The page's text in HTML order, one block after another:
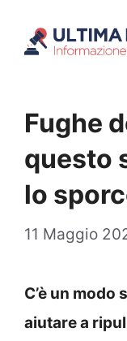
Fughe
questo
lo
11 Maggio
C’è un modo
aiutare a